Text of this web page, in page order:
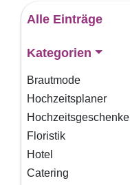
Alle Einträge
Kategorien
Brautmode
Hochzeitsplaner
Hochzeitsgeschenke
Floristik
Hotel
Catering